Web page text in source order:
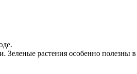
растения особенно полезны